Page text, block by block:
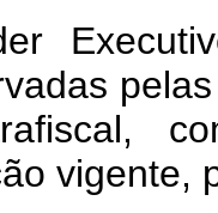
vigente,